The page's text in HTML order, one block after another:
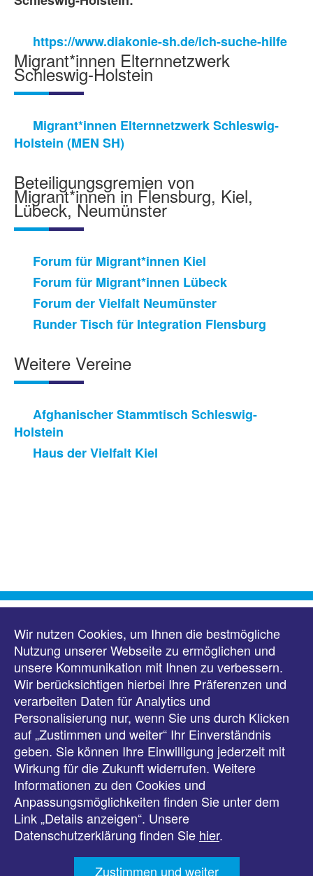
https://www.diakonie-sh.de/ich-suche-hilfe
Migrant*innen Elternnetzwerk
Schleswig-Holstein
Migrant*innen Elternnetzwerk Schleswig-
Holstein (MEN SH)
Beteiligungsgremien von
Migrant*innen in Flensburg, Kiel,
Lübeck, Neumünster
Forum für Migrant*innen Kiel
Forum für Migrant*innen Lübeck
Forum der Vielfalt Neumünster
Runder Tisch für Integration Flensburg
Weitere Vereine
Afghanischer Stammtisch Schleswig-
Holstein
Haus der Vielfalt Kiel
Diakonisches Werk Schleswig-Holstein
Landesverband der Inneren Mission e.V.
Kanalufer 48
24768 Rendsburg
04331 5930
info@diakonie-sh.de
Wir nutzen Cookies, um Ihnen die bestmögliche
Nutzung unserer Webseite zu ermöglichen und
unsere Kommunikation mit Ihnen zu verbessern.
Wir berücksichtigen hierbei Ihre Präferenzen und
verarbeiten Daten für Analytics und
Personalisierung nur, wenn Sie uns durch Klicken
auf „Zustimmen und weiter“ Ihr Einverständnis
geben. Sie können Ihre Einwilligung jederzeit mit
Wirkung für die Zukunft widerrufen. Weitere
Informationen zu den Cookies und
Anpassungsmöglichkeiten finden Sie unter dem
Link „Details anzeigen“. Unsere
Datenschutzerklärung finden Sie hier.
Zustimmen und weiter